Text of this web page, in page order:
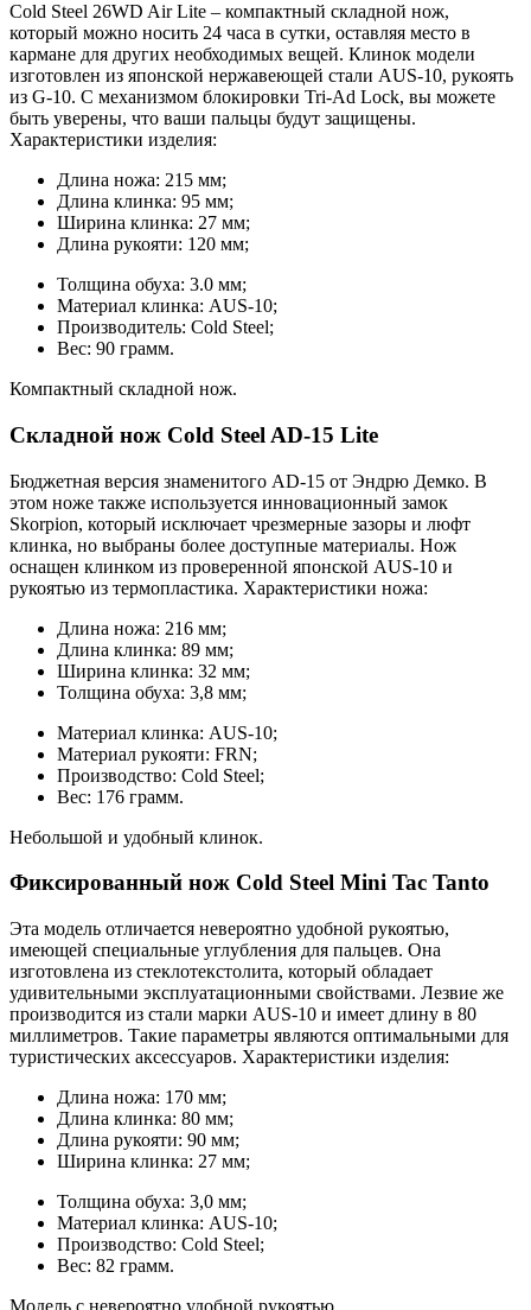
Cold Steel 26WD Air Lite – компактный складной нож,
который можно носить 24 часа в сутки, оставляя место в
кармане для других необходимых вещей. Клинок модели
изготовлен из японской нержавеющей стали AUS-10, рукоять
из G-10. С механизмом блокировки Tri-Ad Lock, вы можете
быть уверены, что ваши пальцы будут защищены.
Характеристики изделия:
Длина ножа: 215 мм;
Длина клинка: 95 мм;
Ширина клинка: 27 мм;
Длина рукояти: 120 мм;
Толщина обуха: 3.0 мм;
Материал клинка: AUS-10;
Производитель: Cold Steel;
Вес: 90 грамм.
Компактный складной нож.
Складной нож Cold Steel AD-15 Lite
Бюджетная версия знаменитого AD-15 от Эндрю Демко. В
этом ноже также используется инновационный замок
Skorpion, который исключает чрезмерные зазоры и люфт
клинка, но выбраны более доступные материалы. Нож
оснащен клинком из проверенной японской AUS-10 и
рукоятью из термопластика. Характеристики ножа:
Длина ножа: 216 мм;
Длина клинка: 89 мм;
Ширина клинка: 32 мм;
Толщина обуха: 3,8 мм;
Материал клинка: AUS-10;
Материал рукояти: FRN;
Производство: Cold Steel;
Вес: 176 грамм.
Небольшой и удобный клинок.
Фиксированный нож Cold Steel Mini Tac Tanto
Эта модель отличается невероятно удобной рукоятью,
имеющей специальные углубления для пальцев. Она
изготовлена из стеклотекстолита, который обладает
удивительными эксплуатационными свойствами. Лезвие же
производится из стали марки AUS-10 и имеет длину в 80
миллиметров. Такие параметры являются оптимальными для
туристических аксессуаров. Характеристики изделия:
Длина ножа: 170 мм;
Длина клинка: 80 мм;
Длина рукояти: 90 мм;
Ширина клинка: 27 мм;
Толщина обуха: 3,0 мм;
Материал клинка: AUS-10;
Производство: Cold Steel;
Вес: 82 грамм.